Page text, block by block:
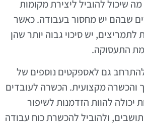
שיכול להוביל ליצירת מקומות
שבהם יש מחסור בעבודה. כאשר
לתמריצים, יש סיכוי גבוה יותר שהן
התעסוקה.
גם לאספקטים נוספים של
והכשרה מקצועית. הכשרה לעובדים
יכולה להוות הזדמנות לשיפור
ולהוביל להכשרת כוח עבודה